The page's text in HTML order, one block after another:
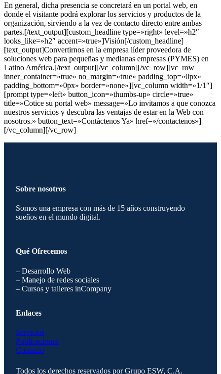
En general, dicha presencia se concretará en un portal web, en
donde el visitante podrá explorar los servicios y productos de la
organización, sirviendo a la vez de contacto directo entre ambas
partes.[/text_output][custom_headline type=»right» level=»h2″
looks_like=»h2″ accent=»true»]Visión[/custom_headline]
[text_output]Convertirnos en la empresa líder proveedora de
soluciones web para pequeñas y medianas empresas (PYMES) en
Latino América.[/text_output][/vc_column][/vc_row][vc_row
inner_container=»true» no_margin=»true» padding_top=»0px»
padding_bottom=»0px» border=»none»][vc_column width=»1/1″]
[prompt type=»left» button_icon=»thumbs-up» circle=»true»
title=»Cotice su portal web» message=»Lo invitamos a que conozca
nuestros servicios y descubra las ventajas de estar en la Web con
nosotros.» button_text=»Contáctenos Ya» href=»/contactenos»]
[/vc_column][/vc_row]
Sobre nosotros
Somos una empresa con más de 15 años construyendo
sueños en el mundo digital.
Qué Ofrecemos
– Desarrollo Web
– Manejo de redes sociales
– Cursos y talleres inCompany
Enlaces
Servicios
Publicaciones
Contacto
Todos los derechos reservados por Grupo ESW, C.A.